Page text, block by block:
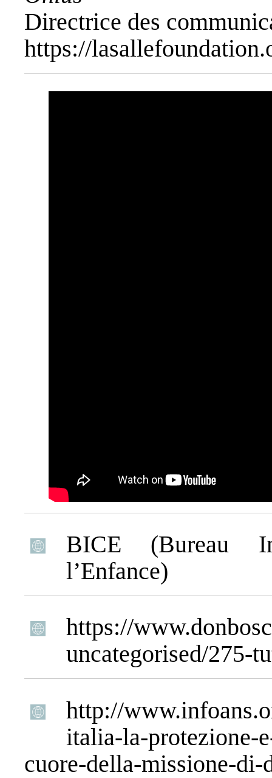
Directrice des
https://
BICE (Bureau
l’Enfance)
https://
uncategorised/275-
http://
italia-la-protezione-
cuore-della-missione-di-